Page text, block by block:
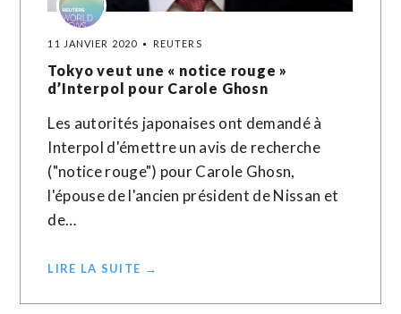
11 JANVIER 2020 REUTERS
Tokyo veut une « notice rouge »
d’Interpol pour Carole Ghosn
Les autorités japonaises ont demandé à
Interpol d'émettre un avis de recherche
("notice rouge") pour Carole Ghosn,
l'épouse de l'ancien président de Nissan et
de…
LIRE LA SUITE →